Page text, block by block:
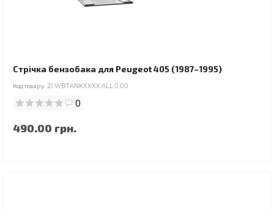
Стрічка бензобака для Peugeot 405 (1987–1995)
Код товару: 21.WBTANKXXXX.ALL.0.00
0
490.00 грн.